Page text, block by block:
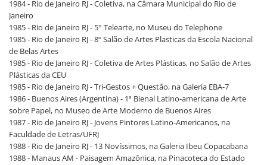
1984 - Rio de Janeiro RJ - Coletiva, na Câmara Municipal do Rio de
Janeiro
1985 - Rio de Janeiro RJ - 5° Telearte, no Museu do Telephone
1985 - Rio de Janeiro RJ - 8º Salão de Artes Plasticas da Escola Nacional
de Belas Artes
1985 - Rio de Janeiro RJ - Coletiva de Artes Plásticas, no Salão de Artes
Plásticas da CEU
1985 - Rio de Janeiro RJ - Tri-Gestos + Questão, na Galeria EBA-7
1986 - Buenos Aires (Argentina) - 1ª Bienal Latino-americana de Arte
sobre Papel, no Museo de Arte Moderno de Buenos Aires
1987 - Rio de Janeiro RJ - Jovens Pintores Latino-Americanos, na
Faculdade de Letras/UFRJ
1988 - Rio de Janeiro RJ - 13 Novíssimos, na Galeria Ibeu Copacabana
1988 - Manaus AM - Paisagem Amazônica, na Pinacoteca do Estado